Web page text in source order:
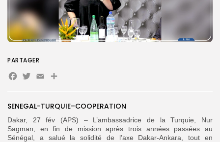
for:
Button
FR
SENEGAL-TURQUIE–COOPERATION
Dakar, 27 fév (APS) – L’ambassadrice de la Turquie, Nur
Sagman, en fin de mission après trois années passées au
Sénégal, a salué la solidité de l’axe Dakar-Ankara, tout en
PARTAGER
Facebook
Twitter
EmailPartager